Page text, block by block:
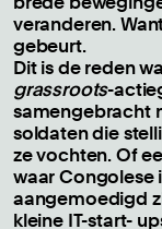
veranderen.
gebeurt.
Dit is de reden
grassroots-
samengebracht
soldaten die
ze vochten. Of
waar
aangemoedigd
kleine IT-start-